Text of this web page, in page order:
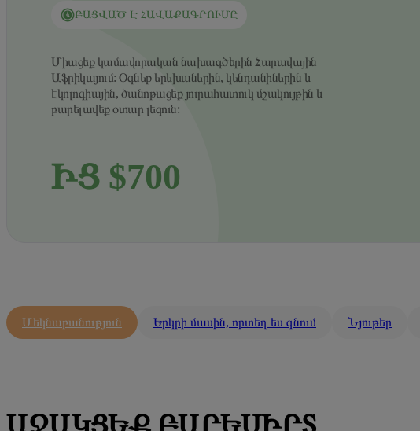
ԲԱՑՎԱԾ Է ՀԱՎԱՔԱԳՐՈՒՄԸ
Միացեք կամավորական նախագծերին Հարավային
Աֆրիկայում: Օգնեք երեխաներին, կենդանիներին և
էկոլոգիային, ծանոթացեք յուրահատուկ մշակույթին և
բարելավեք օտար լեզուն:
ԻՑ $700
Մեկնաբանություն Երկրի մասին, որտեղ ես գնում Նյութեր
ԱՋԱԿՑԵՔ ԲԱՐԵՍԻՐՏ